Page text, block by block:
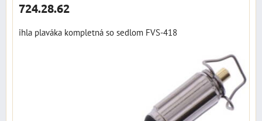
724.28.62
ihla plaváka kompletná so sedlom FVS-418